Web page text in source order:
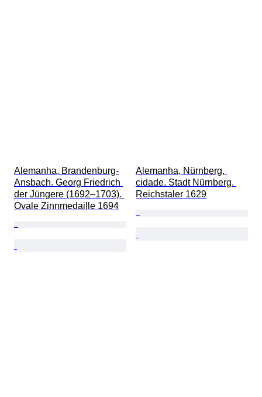
Alemanha, Brandenburg-
Ansbach. Georg Friedrich
der Jüngere (1692–1703).
Ovale Zinnmedaille 1694
Alemanha, Nürnberg,
cidade. Stadt Nürnberg.
Reichstaler 1629